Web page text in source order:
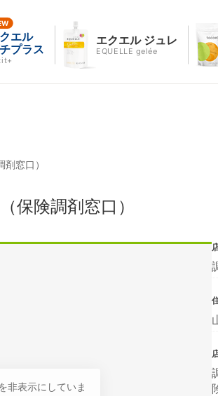
エル
プラス
エクエル ジュレ
EQUELLE gelée
窓口）
険調剤窓口）
非表示にしていま